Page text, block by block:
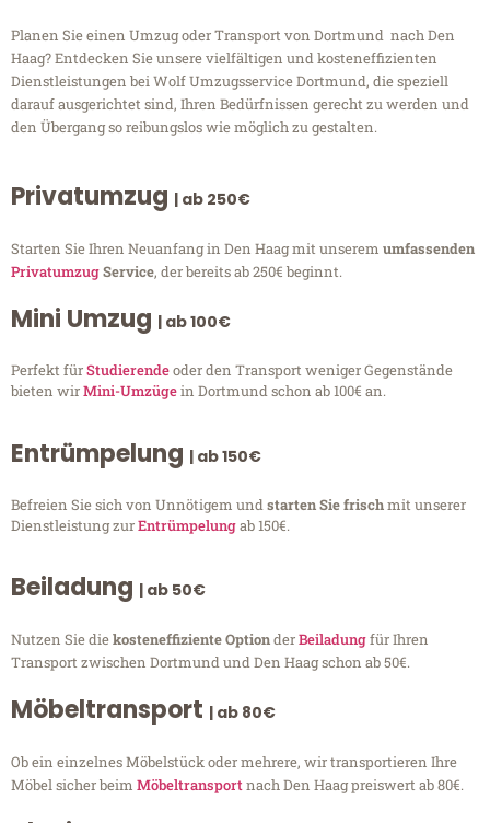
Planen Sie einen Umzug oder Transport von Dortmund nach Den
Haag? Entdecken Sie unsere vielfältigen und kosteneffizienten
Dienstleistungen bei Wolf Umzugsservice Dortmund, die speziell
darauf ausgerichtet sind, Ihren Bedürfnissen gerecht zu werden und
den Übergang so reibungslos wie möglich zu gestalten.
Privatumzug | ab 250€
Starten Sie Ihren Neuanfang in Den Haag mit unserem umfassenden
PrivatumzugService, der bereits ab 250€ beginnt.
Mini Umzug | ab 100€
Perfekt fürStudierendeoder den Transport weniger Gegenstände
bieten wirMini-Umzügein Dortmund schon ab 100€ an.
Entrümpelung | ab 150€
Befreien Sie sich von Unnötigem undstarten Sie frischmit unserer
Dienstleistung zurEntrümpelungab 150€.
Beiladung | ab 50€
Nutzen Sie diekosteneffiziente OptionderBeiladungfür Ihren
Transport zwischen Dortmund und Den Haag schon ab 50€.
Möbeltransport | ab 80€
Ob ein einzelnes Möbelstück oder mehrere, wir transportieren Ihre
Möbel sicher beim Möbeltransportnach Den Haag preiswert ab 80€.